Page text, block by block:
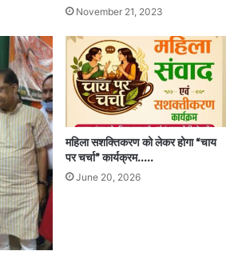
November 21, 2023
महिला सशक्तिकरण को लेकर होगा “चाय
पर चर्चा” कार्यक्रम…..
June 20, 2026